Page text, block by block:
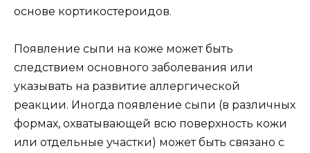
основе кортикостероидов.
Появление сыпи на коже может быть
следствием основного заболевания или
указывать на развитие аллергической
реакции. Иногда появление сыпи (в различных
формах, охватывающей всю поверхность кожи
или отдельные участки) может быть связано с